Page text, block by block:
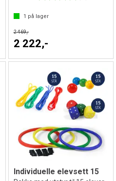
1 på lager
2 469,-
2 222,-
Individuelle elevsett 15